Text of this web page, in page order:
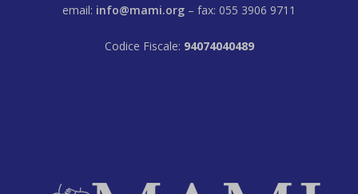
email: info@mami.org – fax: 055 3906 9711
Codice Fiscale: 94074040489